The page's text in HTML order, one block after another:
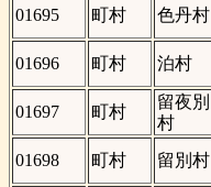
01695
町村 色丹村
01696
町村 泊村
01697
町村
留夜別
村
01698
町村 留別村